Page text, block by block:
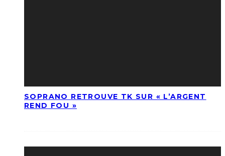
SOPRANO RETROUVE TK SUR « L’ARGENT
REND FOU »